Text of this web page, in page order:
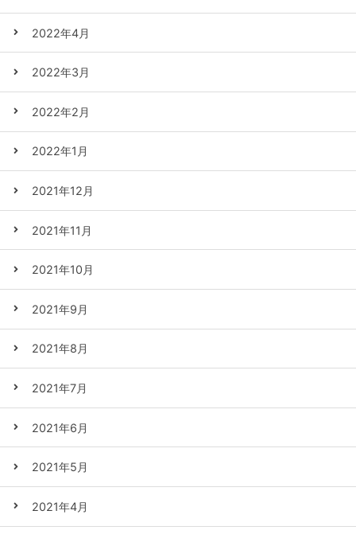
2022年4月
2022年3月
2022年2月
2022年1月
2021年12月
2021年11月
2021年10月
2021年9月
2021年8月
2021年7月
2021年6月
2021年5月
2021年4月